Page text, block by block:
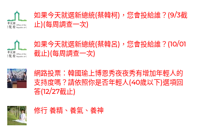
如果今天就選新總統(蔡韓柯)，您會投給誰？(9/3截
止)(每周調查一次)
如果今天就選新總統(蔡韓呂)，您會投給誰？(10/01
截止)(每周調查一次)
網路投票：韓國瑜上博恩秀夜夜秀有增加年輕人的
支持度嗎？請依照你是否年輕人(40歲以下)選項回
答(12/27截止)
修行 養精、養氣、養神